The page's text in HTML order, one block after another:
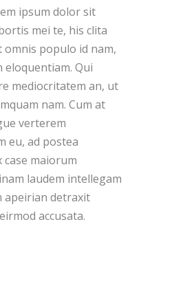
ipsum dolor sit
mei te, his clita
populo id nam,
Qui
mediocritatem an, ut
nam. Cum at
verterem
eu, ad postea
case maiorum
laudem intellegam
apeirian detraxit
accusata.